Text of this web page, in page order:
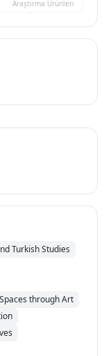
Araştırma Ürünleri
Turkish Studies
through Art